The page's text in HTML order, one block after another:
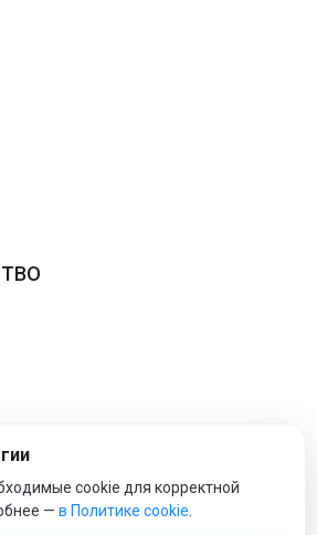
cookie для корректной
— в Политике cookie